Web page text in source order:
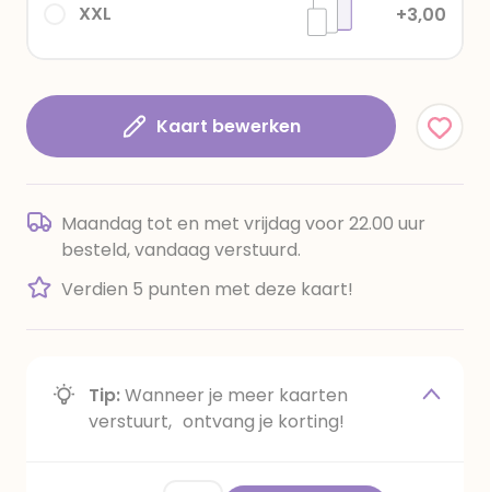
XXL +3,00
Kaart bewerken
Maandag tot en met vrijdag voor 22.00 uur
besteld, vandaag verstuurd.
Verdien 5 punten met deze kaart!
Tip:Wanneer je meer kaarten
verstuurt, ontvang je korting!